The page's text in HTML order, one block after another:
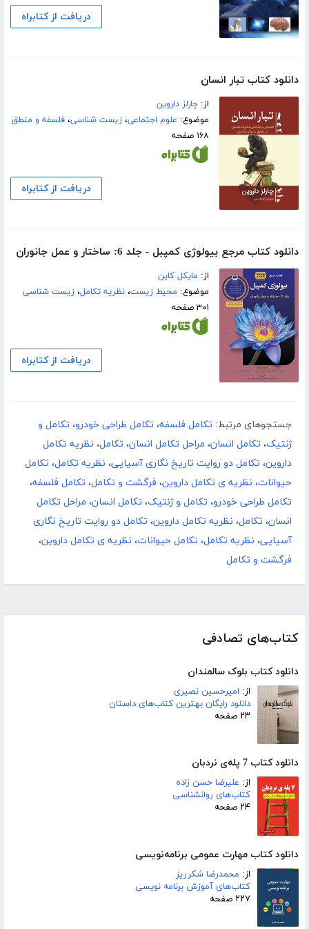
کتاب‌های تصادفی
دانلود کتاب بلوک سالمندان
از: امیرحسین نصیری
دانلود رایگان بهترین کتاب‌های داستان
۲۳ صفحه
دانلود کتاب 7 پله‌ی نردبان
از: علیرضا حسن زاده
کتاب‌های روانشناسی
۲۴ صفحه
دانلود کتاب مهارت عمومی برنامه‌نویسی
از: محمدرضا شکرریز
کتاب‌های آموزش برنامه نویسی
۲۲۷ صفحه
دریافت از کتابراه
دانلود کتاب تبار انسان
از:چارلز داروین
موضوع: علوم اجتماعی،زیست شناسی،فلسفه و منطق
۱۶۸ صفحه
دریافت از کتابراه
دانلود کتاب مرجع بیولوژی کمپبل - جلد 6: ساختار و عمل جانوران
از: مایکل کاین
موضوع: محیط زیست،نظریه تکامل،زیست شناسی
۳۰۱ صفحه
دریافت از کتابراه
جستجوهای مرتبط: تکامل فلسفه، تکامل طراحی خودرو، تکامل و
ژنتیک، تکامل انسان، مراحل تکامل انسان، تکامل، نظریه تکامل
داروین، تکامل دو روایت تاریخ نگاری آسیایی، نظریه تکامل، تکامل
حیوانات، نظریه ی تکامل داروین، فرگشت و تکامل، تکامل فلسفه،
تکامل طراحی خودرو، تکامل و ژنتیک، تکامل انسان، مراحل تکامل
انسان، تکامل، نظریه تکامل داروین، تکامل دو روایت تاریخ نگاری
آسیایی، نظریه تکامل، تکامل حیوانات، نظریه ی تکامل داروین،
فرگشت و تکامل